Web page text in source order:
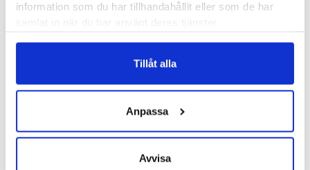
information som du har tillhandahållit eller som de har
Tillåt alla
Anpassa
Avvisa
Recensioner